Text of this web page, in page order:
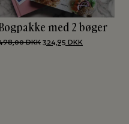
med 2 bøger
DKK Den
324,95 DKK